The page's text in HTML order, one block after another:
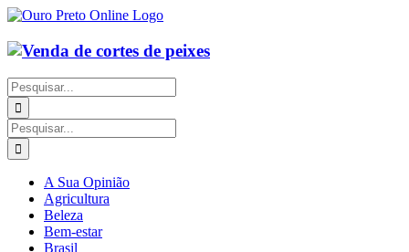
Ir
o
conteúdo
Buscar
resultados
para:
Buscar
resultados
para:
A Sua Opinião
Agricultura
Beleza
Bem-estar
Brasil